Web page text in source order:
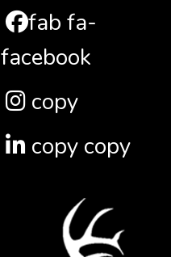
fab fa-
facebook
copy
copy copy